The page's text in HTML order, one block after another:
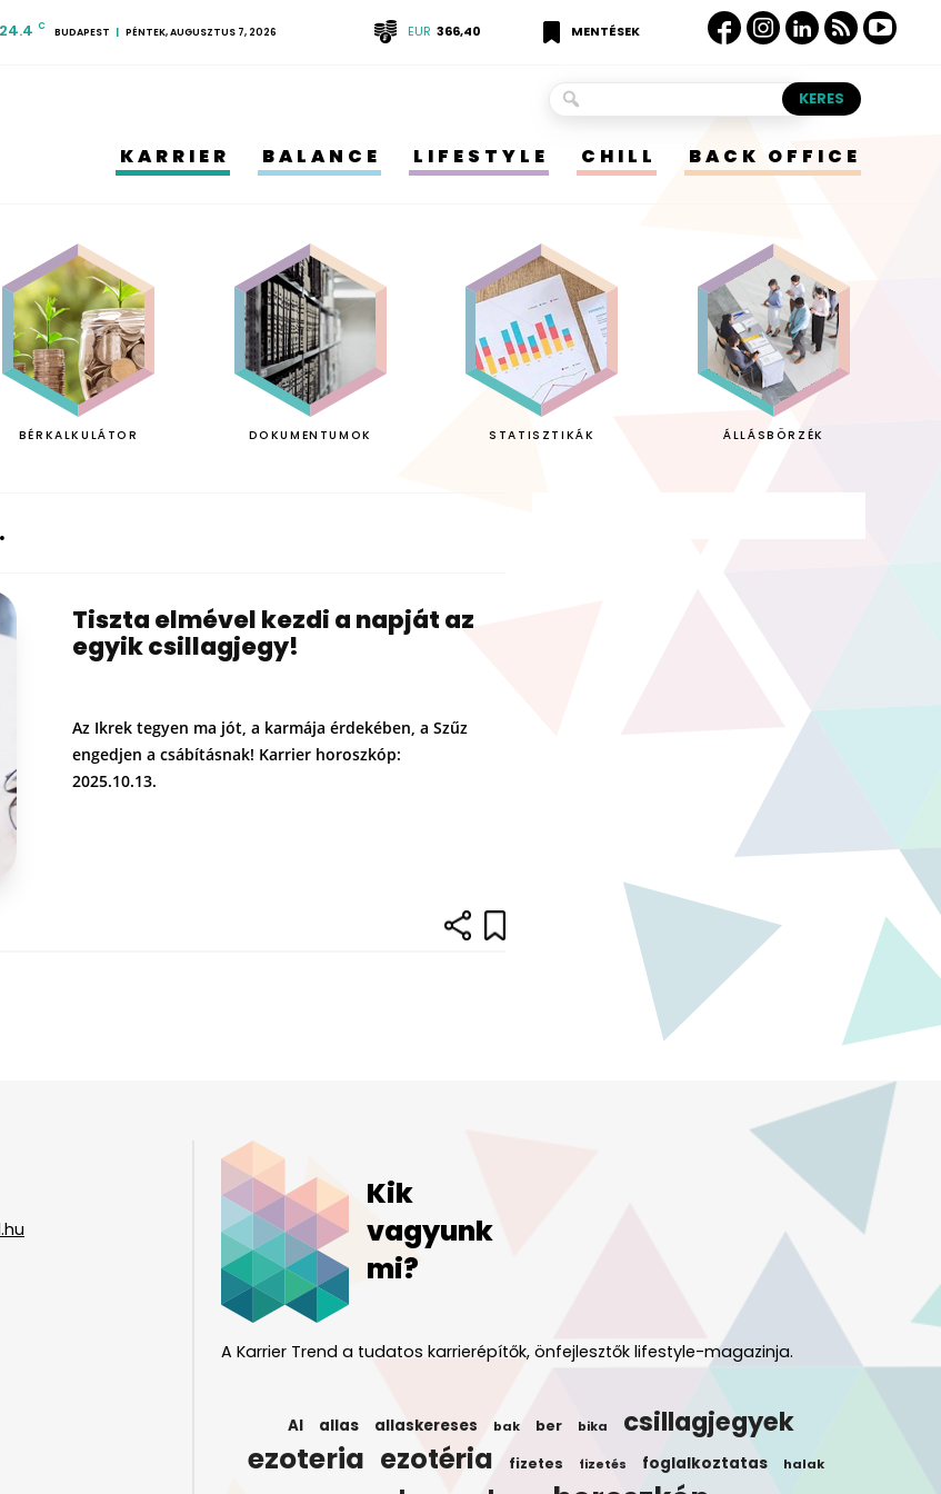
24.4 C BUDAPEST PÉNTEK, AUGUSZTUS 7, 2026 EUR 366,40 MENTÉSEK
KARRIER BALANCE LIFESTYLE CHILL BACK OFFICE
BÉRKALKULÁTOR DOKUMENTUMOK STATISZTIKÁK ÁLLÁSBÖRZÉK
Tiszta elmével kezdi a napját az
egyik csillagjegy!
Az Ikrek tegyen ma jót, a karmája érdekében, a Szűz
engedjen a csábításnak! Karrier horoszkóp:
2025.10.13.
Kik
vagyunk
mi?
A Karrier Trend a tudatos karrierépítők, önfejlesztők lifestyle-magazinja.
AI allas allaskereses bak ber bika csillagjegyek
ezoteria ezotéria fizetes fizetés foglalkoztatas halak